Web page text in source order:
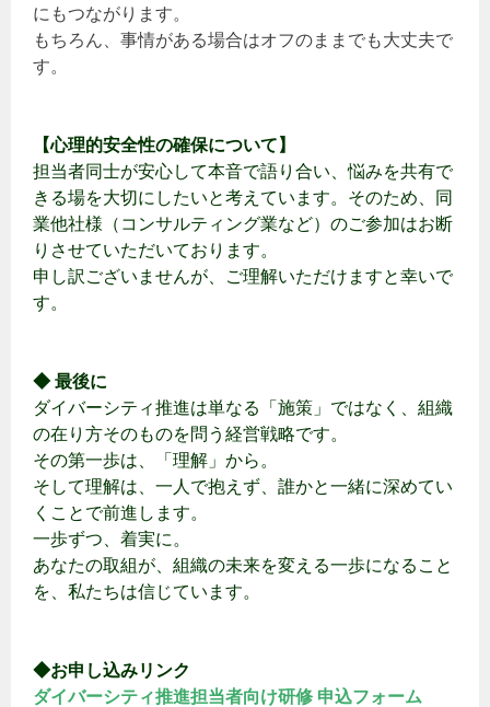
にもつながります。
もちろん、事情がある場合はオフのままでも大丈夫で
す。
【心理的安全性の確保について】
担当者同士が安心して本音で語り合い、悩みを共有で
きる場を大切にしたいと考えています。そのため、同
業他社様（コンサルティング業など）のご参加はお断
りさせていただいております。
申し訳ございませんが、ご理解いただけますと幸いで
す。
◆ 最後に
ダイバーシティ推進は単なる「施策」ではなく、組織
の在り方そのものを問う経営戦略です。
その第一歩は、「理解」から。
そして理解は、一人で抱えず、誰かと一緒に深めてい
くことで前進します。
一歩ずつ、着実に。
あなたの取組が、組織の未来を変える一歩になること
を、私たちは信じています。
◆お申し込みリンク
ダイバーシティ推進担当者向け研修 申込フォーム